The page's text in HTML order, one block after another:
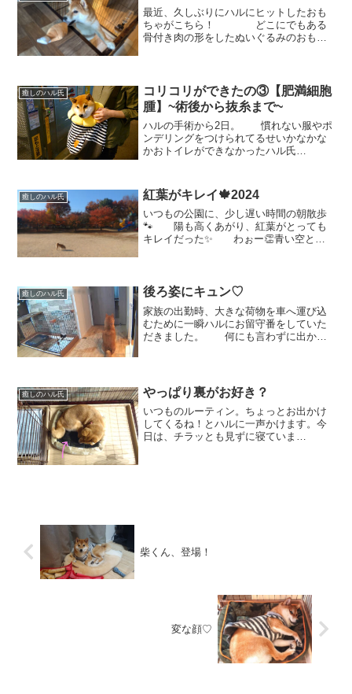
最近、久しぶりにハルにヒットしたおも
ちゃがこちら！ どこにでもある
骨付き肉の形をしたぬいぐるみのおもち
サ音が鳴るんだよね👏 ...
癒しのハル氏
コリコリができたの③【肥満細胞
腫】~術後から抜糸まで~
ハルの手術から2日。 慣れない服やポ
ンデリングをつけられてるせいかなかな
かおトイレができなかったハル氏
マンションの前の道をちょっとだけうろ
うろさせてなんとかおしっこが...
癒しのハル氏 紅葉がキレイ🍁2024
いつもの公園に、少し遅い時間の朝散歩
🐾 陽も高くあがり、紅葉がとっても
キレイだった✨ わぉー👏青い空と紅
て待って待って💦💦 （も...
癒しのハル氏 後ろ姿にキュン♡
家族の出勤時、大きな荷物を車へ運び込
むために一瞬ハルにお留守番をしていた
だきました。 何にも言わずに出かけ
ものが。。。(笑) そ...
癒しのハル氏 やっぱり裏がお好き？
いつものルーティン。ちょっとお出かけ
してくるね！とハルに一声かけます。今
日は、チラッとも見ずに寝ていま
柴くん、登場！
変な顔♡